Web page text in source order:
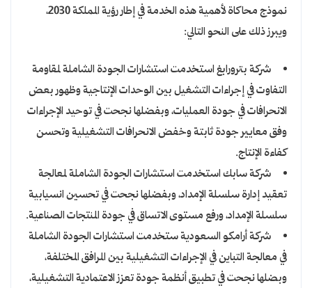
نموذج محاكاة لأهمية هذه الخدمة في إطار رؤية المملكة 2030،
ويبرز ذلك على النحو التالي:
شركة بترورابغ استخدمت استشارات الجودة الشاملة لمقاومة
التفاوت في إجراءات التشغيل بين الوحدات الإنتاجية وظهور بعض
الانحرافات في جودة العمليات، وبفضلها نجحت في توحيد الإجراءات
وفق معايير جودة ثابتة وخفض الانحرافات التشغيلية وتحسن
كفاءة الإنتاج.
شركة سابك استخدمت استشارات الجودة الشاملة لمعالجة
تعقيد إدارة سلسلة الإمداد، وبفضلها نجحت في تحسين انسيابية
سلسلة الإمداد، ورفع مستوى الاتساق في جودة المنتجات الصناعية.
شركة أرامكو السعودية ستخدمت استشارات الجودة الشاملة
في معالجة التباين في الإجراءات التشغيلية بين المرافق المختلفة،
وبضلها نجحت في تطبيق أنظمة جودة تعزز الاعتمادية التشغيلية،